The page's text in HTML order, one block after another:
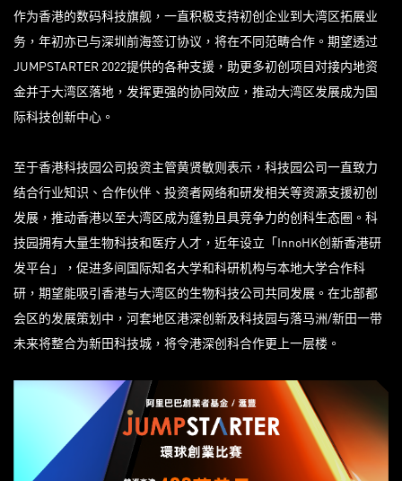
作为香港的数码科技旗舰，一直积极支持初创企业到大湾区拓展业
务，年初亦已与深圳前海签订协议，将在不同范畴合作。期望透过
JUMPSTARTER 2022提供的各种支援，助更多初创项目对接内地资
金并于大湾区落地，发挥更强的协同效应，推动大湾区发展成为国
际科技创新中心。
至于香港科技园公司投资主管黄贤敏则表示，科技园公司一直致力
结合行业知识、合作伙伴、投资者网络和研发相关等资源支援初创
发展，推动香港以至大湾区成为蓬勃且具竞争力的创科生态圈。科
技园拥有大量生物科技和医疗人才，近年设立「InnoHK创新香港研
发平台」，促进多间国际知名大学和科研机构与本地大学合作科
研，期望能吸引香港与大湾区的生物科技公司共同发展。在北部都
会区的发展策划中，河套地区港深创新及科技园与落马洲/新田一带
未来将整合为新田科技城，将令港深创科合作更上一层楼。